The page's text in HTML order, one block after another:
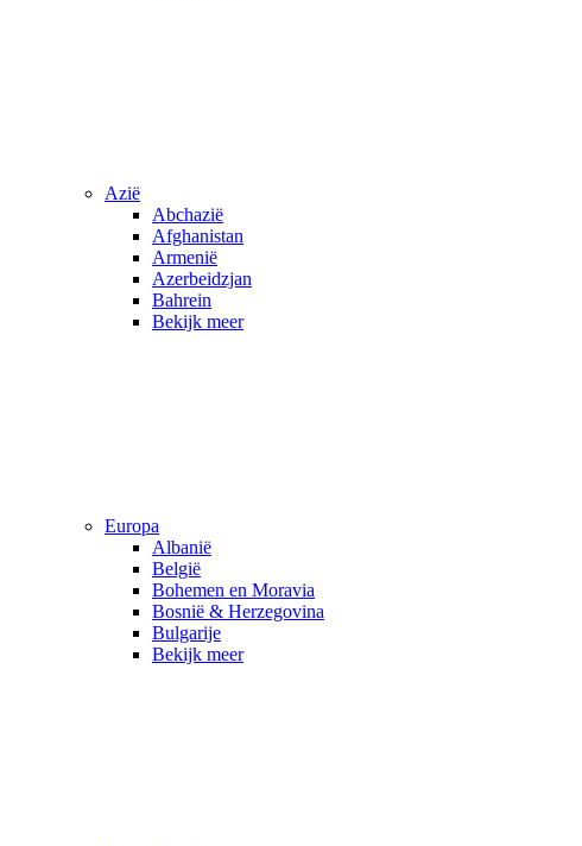
Azië
Abchazië
Afghanistan
Armenië
Azerbeidzjan
Bahrein
Bekijk meer
Europa
Albanië
België
Bohemen en Moravia
Bosnië & Herzegovina
Bulgarije
Bekijk meer